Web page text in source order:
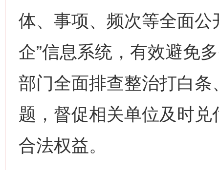
体、事项、频次等全面公
企”信息系统，有效避免
部门全面排查整治打白
题，督促相关单位及时
合法权益。